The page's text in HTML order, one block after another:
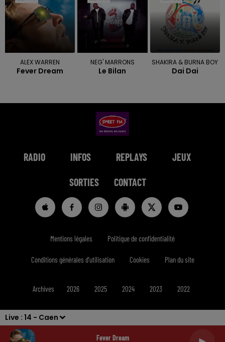
Live : 14 - Caen
Fever Dream
ALEX WARREN
Fever Dream
NEG' MARRONS
Le Bilan
SHAKIRA & BURNA BOY
Dai Dai
RADIO INFOS REPLAYS JEUX
SORTIES CONTACT
Mentions légales Politique de confidentialité
Conditions générales d'utilisation Cookies Plan du site
Archives 2026 2025 2024 2023 2022